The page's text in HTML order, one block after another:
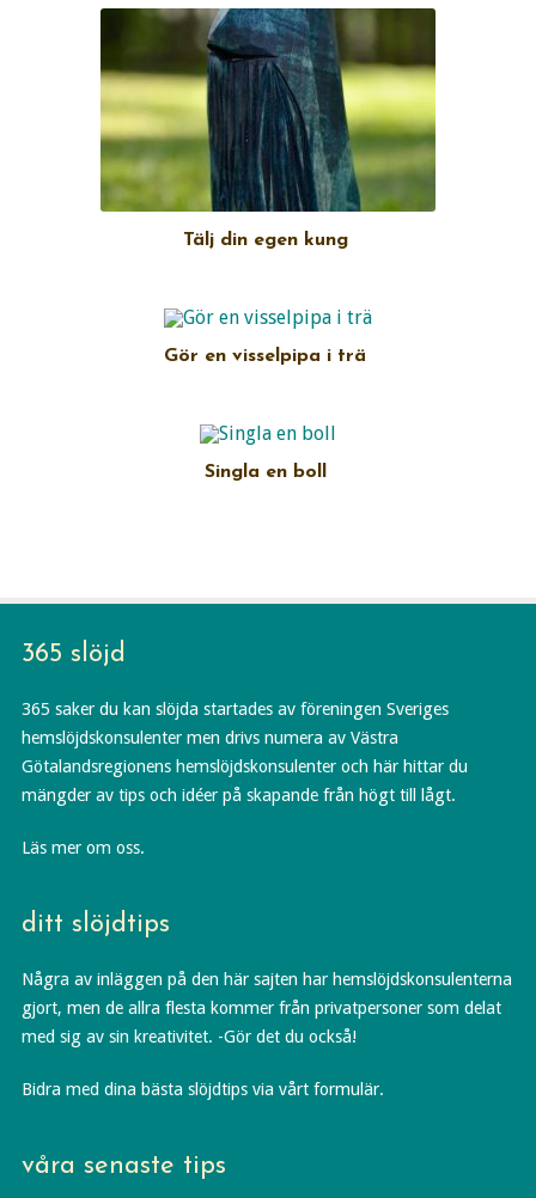
Tälj din egen kung
Gör en visselpipa i trä
Singla en boll
365 slöjd
365 saker du kan slöjda startades av föreningen Sveriges
hemslöjdskonsulenter men drivs numera av Västra
Götalandsregionens hemslöjdskonsulenter och här hittar du
mängder av tips och idéer på skapande från högt till lågt.
Läs mer om oss.
ditt slöjdtips
Några av inläggen på den här sajten har hemslöjdskonsulenterna
gjort, men de allra flesta kommer från privatpersoner som delat
med sig av sin kreativitet. -Gör det du också!
Bidra med dina bästa slöjdtips via vårt formulär.
våra senaste tips